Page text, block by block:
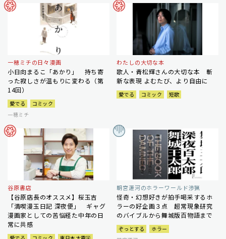
一穂ミチの日々漫画
小日向まるこ「あかり」 持ち寄
った寂しさが温もりに変わる（第
14回）
愛でる
コミック
一穂ミチ
わたしの大切な本
歌人・青松輝さんの大切な本 斬
新な表現 よむたび、より自由に
愛でる コミック 短歌
谷原書店
【谷原店長のオススメ】桜玉吉
「満喫漫玉日記 深夜便」 ギャグ
漫画家としての苦悩経た中年の日
常に共感
朝宮運河のホラーワールド渉猟
怪奇・幻想好きが拍手喝采するホ
ラーの好企画３点 超常現象研究
のバイブルから舞城版百物語まで
ぞっとする
ホラー